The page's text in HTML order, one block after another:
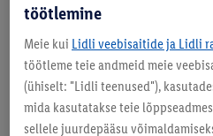
töötlemine
Meie kui Lidli veebisaitide ja Lidli
töötleme teie andmeid meie
(ühiselt: "Lidli teenused"),
mida kasutatakse teie
sellele juurdepääsu